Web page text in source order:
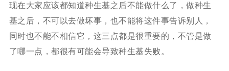
现在大家应该都知道种生基之后不能做什么了，做种生
基之后，不可以去做坏事，也不能将这件事告诉别人，
同时也不能不相信它，这三点都是很重要的，不管是做
了哪一点，都很有可能会导致种生基失败。